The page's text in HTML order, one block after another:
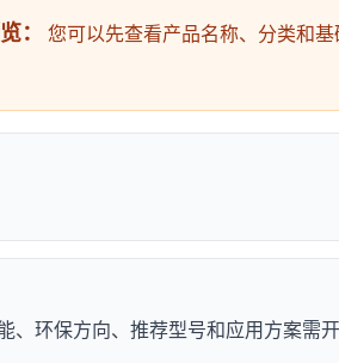
：
您可以先查看产品名称、分类和
、环保方向、推荐型号和应用方案需开